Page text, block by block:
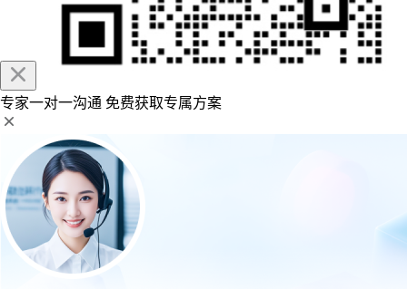
专家一对一沟通 免费获取专属方案